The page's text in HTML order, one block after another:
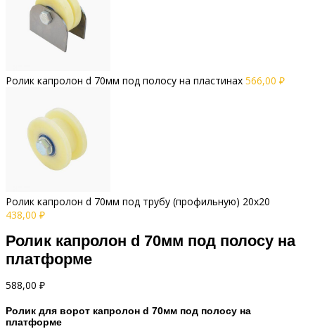
Ролик капролон d 70мм под полосу на пластинах 566,00 ₽
Ролик капролон d 70мм под трубу (профильную) 20х20
438,00 ₽
Ролик капролон d 70мм под полосу на
платформе
588,00 ₽
Ролик для ворот капролон d 70мм под полосу на
платформе